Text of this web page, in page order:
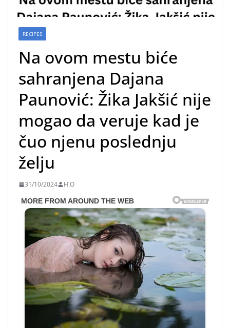
RECIPES
Na ovom mestu biće
sahranjena Dajana
Paunović: Žika Jakšić nije
mogao da veruje kad je
čuo njenu poslednju
želju
31/10/2024 H.O